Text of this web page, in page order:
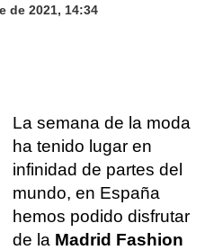
de 2021, 14:34
La semana de la moda
ha tenido lugar en
infinidad de partes del
mundo, en España
hemos podido disfrutar
de la Madrid Fashion